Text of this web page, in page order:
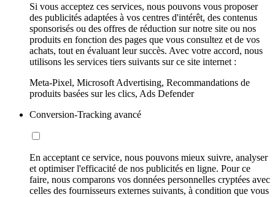
Si vous acceptez ces services, nous pouvons vous proposer
des publicités adaptées à vos centres d'intérêt, des contenus
sponsorisés ou des offres de réduction sur notre site ou nos
produits en fonction des pages que vous consultez et de vos
achats, tout en évaluant leur succès. Avec votre accord, nous
utilisons les services tiers suivants sur ce site internet :
Meta-Pixel, Microsoft Advertising, Recommandations de
produits basées sur les clics, Ads Defender
Conversion-Tracking avancé
En acceptant ce service, nous pouvons mieux suivre, analyser
et optimiser l'efficacité de nos publicités en ligne. Pour ce
faire, nous comparons vos données personnelles cryptées avec
celles des fournisseurs externes suivants, à condition que vous